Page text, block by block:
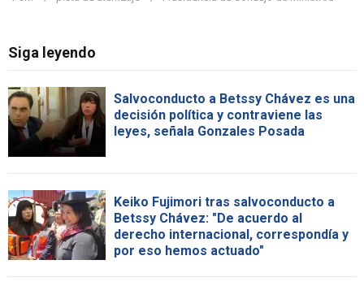
Siga leyendo
Salvoconducto a Betssy Chávez es una
decisión política y contraviene las
leyes, señala Gonzales Posada
Keiko Fujimori tras salvoconducto a
Betssy Chávez: "De acuerdo al
derecho internacional, correspondía y
por eso hemos actuado"